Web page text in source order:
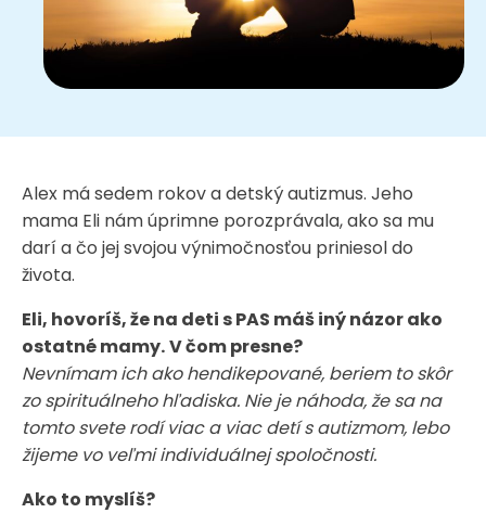
Alex má sedem rokov a detský autizmus. Jeho
mama Eli nám úprimne porozprávala, ako sa mu
darí a čo jej svojou výnimočnosťou priniesol do
života.
Eli, hovoríš, že na deti s PAS máš iný názor ako
ostatné mamy.V čom presne?
Nevnímam ich ako hendikepované, beriem to skôr
zo spirituálneho hľadiska. Nie je náhoda, že sa na
tomto svete rodí viac a viac detí s autizmom, lebo
žijeme vo veľmi individuálnej spoločnosti.
Ako to myslíš?